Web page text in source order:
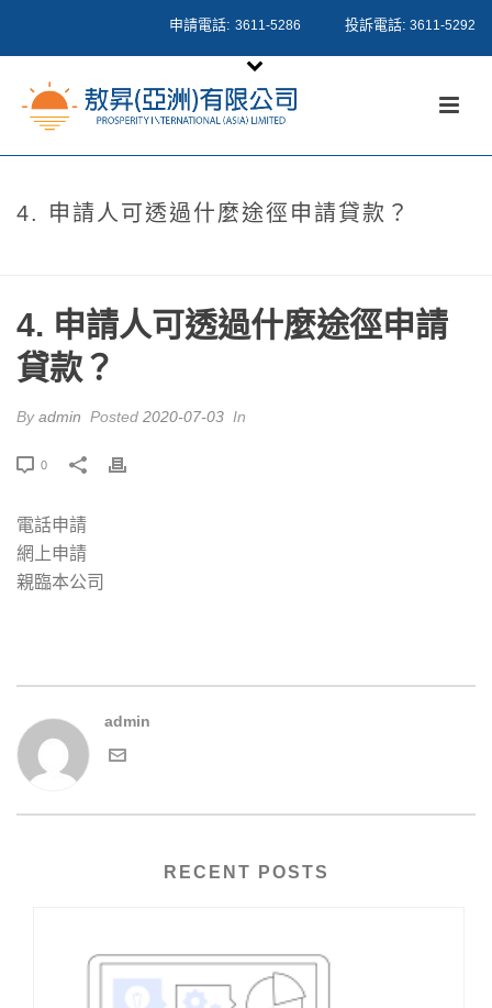
申請電話: 3611-5286 投訴電話: 3611-5292
4. 申請人可透過什麼途徑申請貸款？
4. 申請人可透過什麼途徑申請
貸款？
Byadmin Posted 2020-07-03 In
0
電話申請
網上申請
親臨本公司
admin
RECENT POSTS